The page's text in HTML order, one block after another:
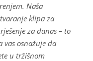
Naša
klipa za
za danas – to
vas osnažuje da
u tržišnom